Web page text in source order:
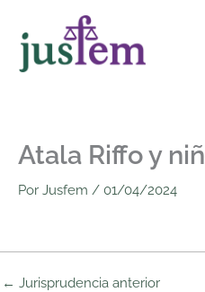
contenido
Atala Riffo y
Por Jusfem / 01/04/2024
← Jurisprudencia anterior